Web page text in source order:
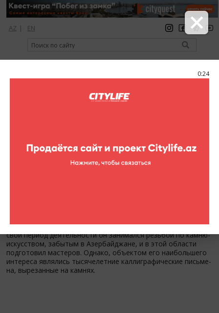
0:24
AZ | EN
регистрация вход Citylife Magazine
Выставка каллиграфии Гюльхана
выставки- 5 ноября 2010 года в 18:30. Отметим, что за весь
свой период деятельности он зани­мал­ся резьбой по камню-
искусством, забытым в Азербайджане, и в этой области
подготовил мастеров. Однако, объектом его наи­бо­ль­шего
интереса являлись тысячелетние каллиграфические пи­сь­ме­
на, вырезанные на камнях.